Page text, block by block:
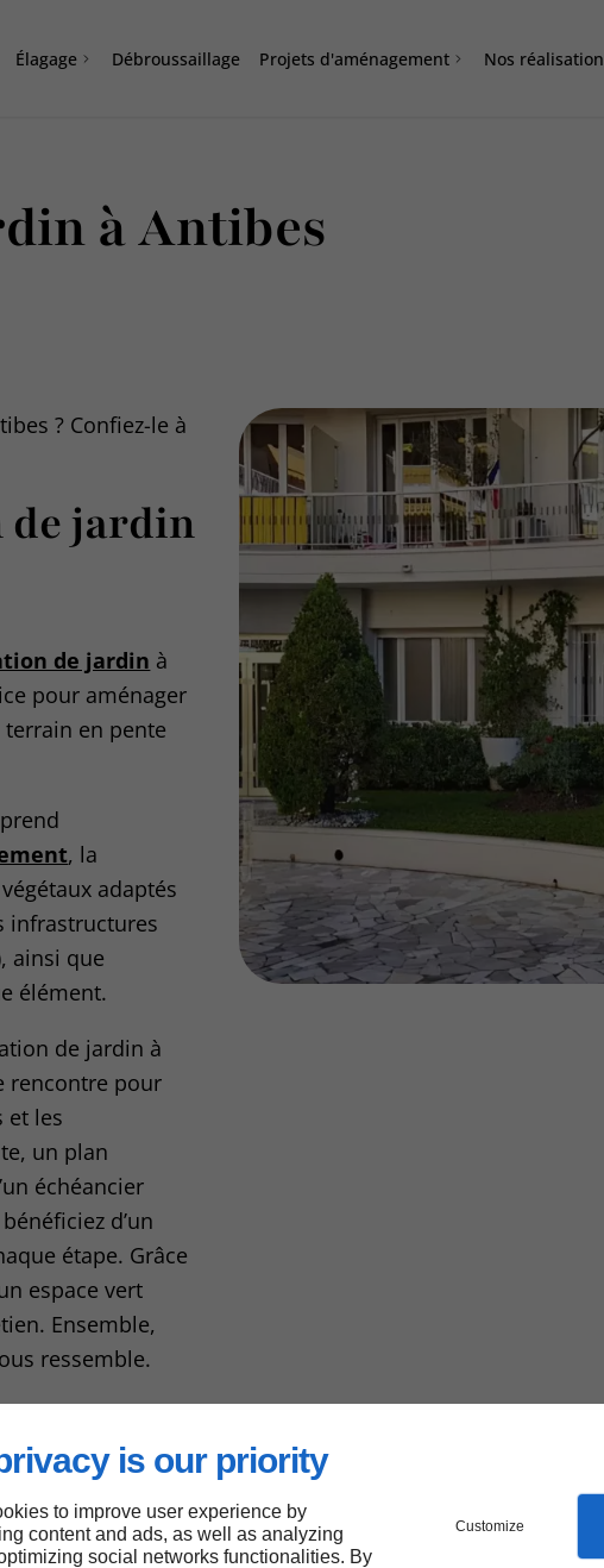
is our priority
to improve user experience by
content and ads, as well as analyzing
social networks functionalities. By
Customize
Élagage Débroussaillage Projets d'aménagement Nos
à Antibes
? Confiez-le à
de jardin
de jardin à
pour aménager
en pente
, la
adaptés
infrastructures
ainsi que
élément.
de jardin à
rencontre pour
et les
un plan
échéancier
d’un
étape. Grâce
espace vert
Ensemble,
ressemble.
pour